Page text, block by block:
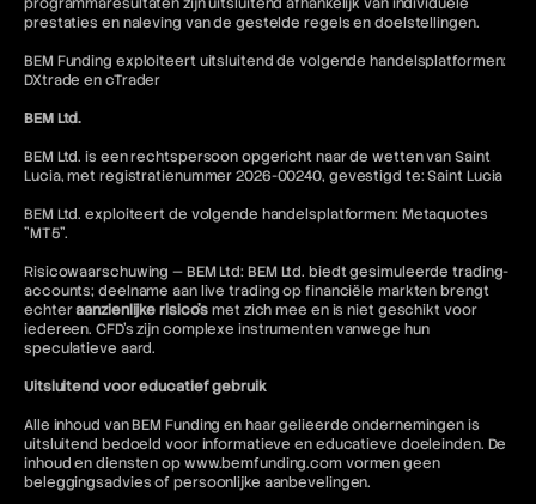
prestaties en naleving van de gestelde regels en doelstellingen.
BEM Funding exploiteert uitsluitend de volgende handelsplatformen:
DXtrade en cTrader
BEM Ltd.
BEM Ltd. is een rechtspersoon opgericht naar de wetten van Saint
Lucia, met registratienummer 2026-00240, gevestigd te: Saint Lucia
BEM Ltd. exploiteert de volgende handelsplatformen: Metaquotes
"MT5".
Risicowaarschuwing — BEM Ltd: BEM Ltd. biedt gesimuleerde trading-
accounts; deelname aan live trading op financiële markten brengt
echteraanzienlijke risico'smet zich mee en is niet geschikt voor
iedereen. CFD's zijn complexe instrumenten vanwege hun
speculatieve aard.
Uitsluitend voor educatief gebruik
Alle inhoud van BEM Funding en haar gelieerde ondernemingen is
uitsluitend bedoeld voor informatieve en educatieve doeleinden. De
inhoud en diensten op www.bemfunding.com vormen geen
beleggingsadvies of persoonlijke aanbevelingen.